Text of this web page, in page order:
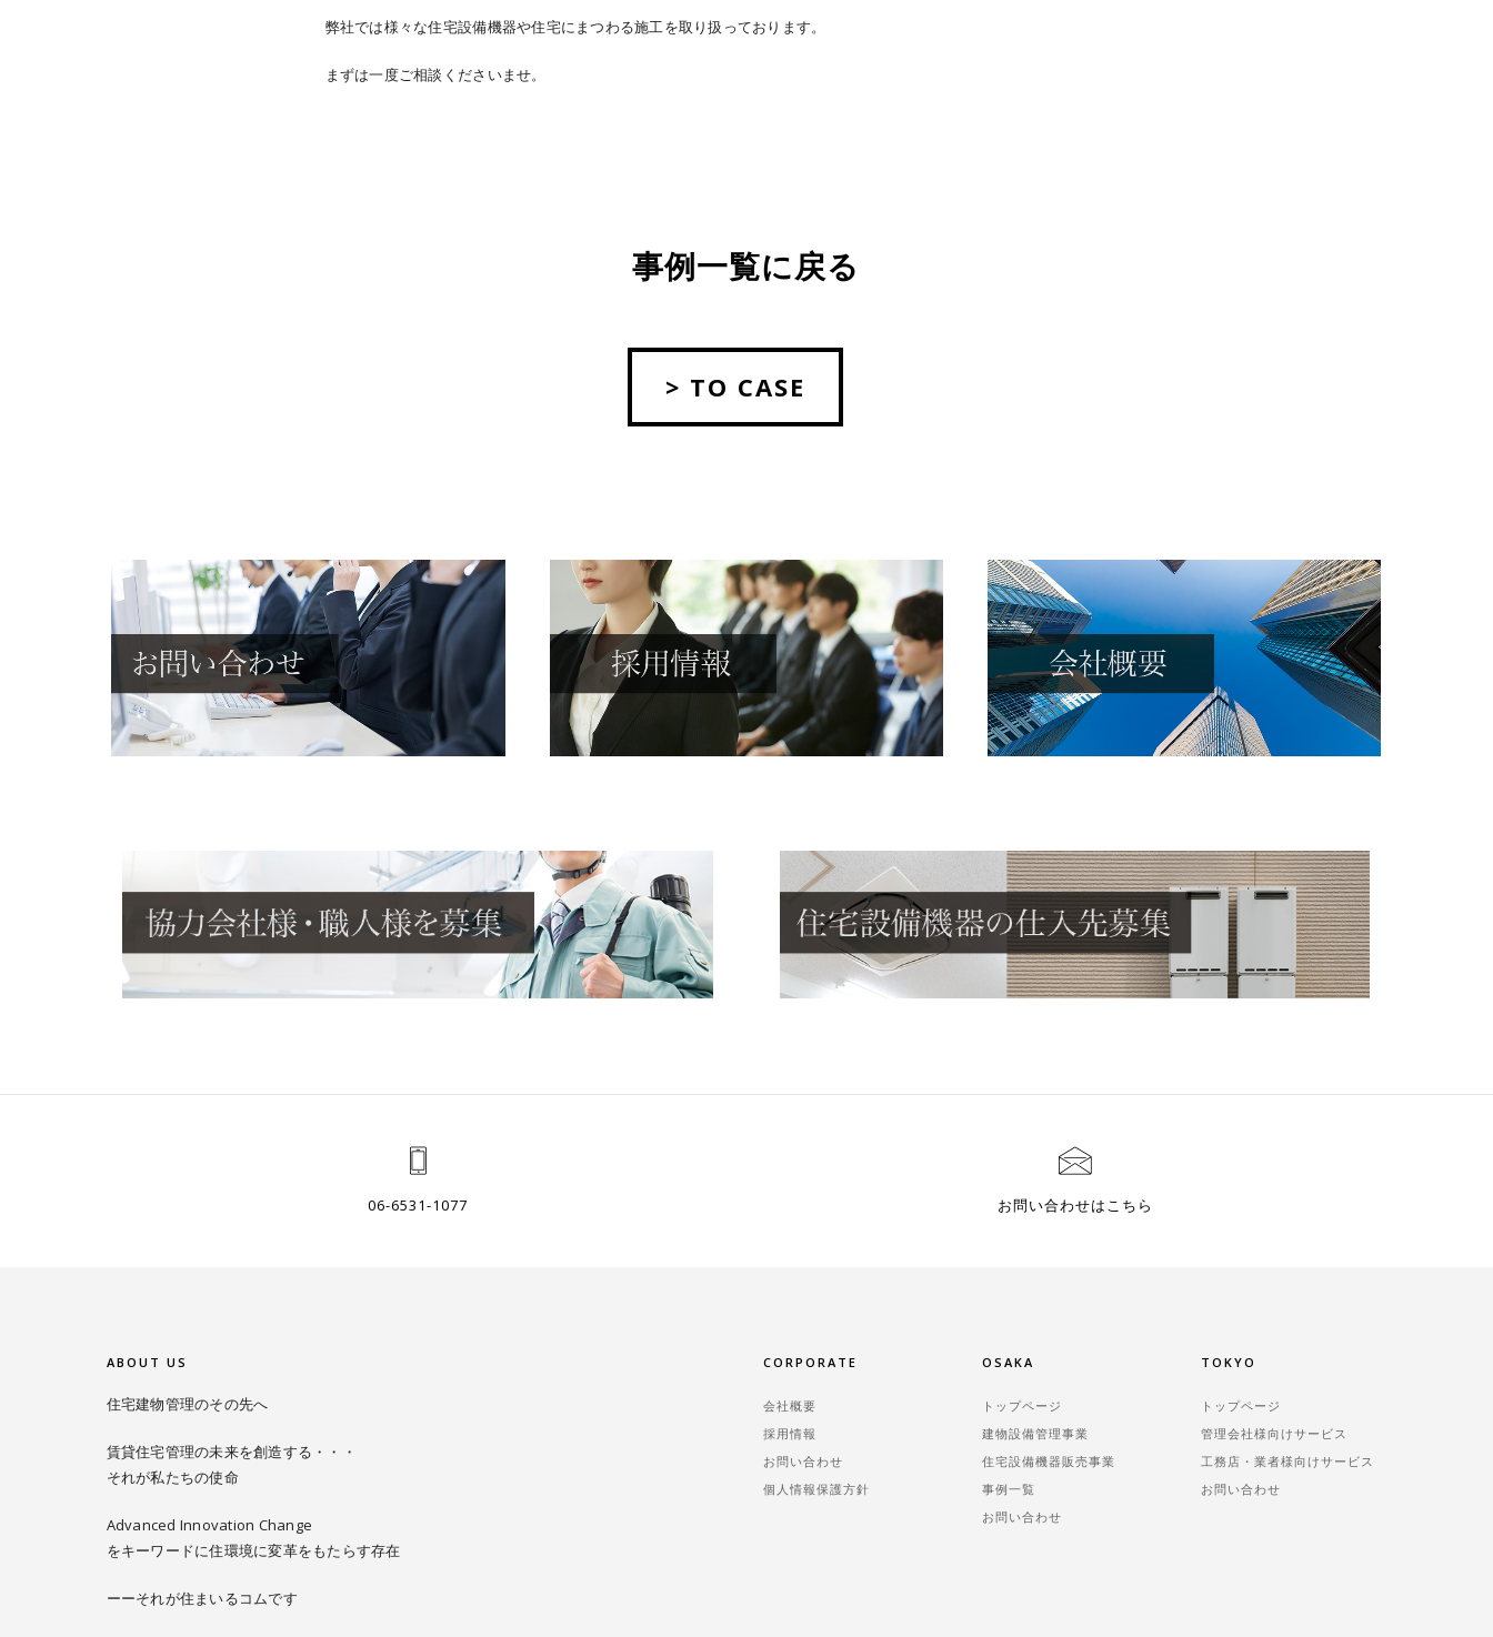
弊社では様々な住宅設備機器や住宅にまつわる施工を取り扱っております。
まずは一度ご相談くださいませ。
事例一覧に戻る
> TO CASE
06-6531-1077 お問い合わせはこちら
ABOUT US
住宅建物管理のその先へ
賃貸住宅管理の未来を創造する・・・
それが私たちの使命
Advanced Innovation Change
をキーワードに住環境に変革をもたらす存在
ーーそれが住まいるコムです
CORPORATE
会社概要
採用情報
お問い合わせ
個人情報保護方針
OSAKA
トップページ
建物設備管理事業
住宅設備機器販売事業
事例一覧
お問い合わせ
TOKYO
トップページ
管理会社様向けサービス
工務店・業者様向けサービス
お問い合わせ